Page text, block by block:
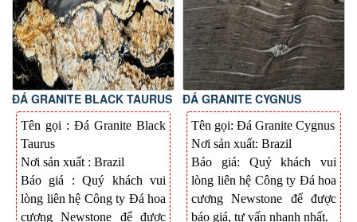
ĐÁ GRANITE BLACK TAURUS
Tên gọi : Đá Granite Black
Taurus
Nơi sản xuất : Brazil
Báo giá : Quý khách vui
lòng liên hệ Công ty Đá hoa
cương Newstone để được
ĐÁ GRANITE CYGNUS
Tên gọi: Đá Granite Cygnus
Nơi sản xuất: Brazil
Báo giá: Quý khách vui
lòng liên hệ Công ty Đá hoa
cương Newstone để được
báo giá, tư vấn nhanh nhất.